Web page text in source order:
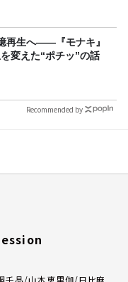
再生へ——『モナキ』
変えた“ポチッ”の話
Recommended by
千晶/山本恵里伽/日比麻